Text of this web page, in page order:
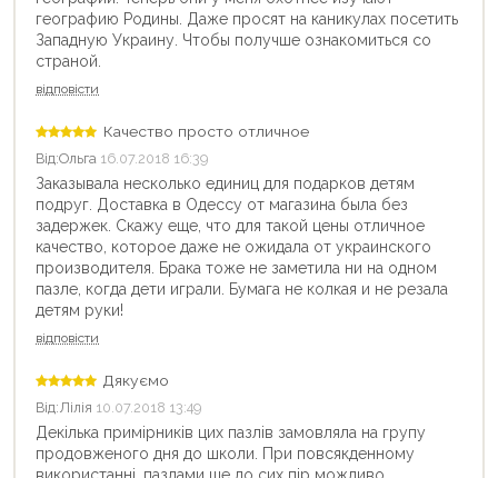
географию Родины. Даже просят на каникулах посетить
Западную Украину. Чтобы получше ознакомиться со
страной.
відповісти
Качество просто отличное
Від:Ольга 16.07.2018 16:39
Заказывала несколько единиц для подарков детям
подруг. Доставка в Одессу от магазина была без
задержек. Скажу еще, что для такой цены отличное
качество, которое даже не ожидала от украинского
производителя. Брака тоже не заметила ни на одном
пазле, когда дети играли. Бумага не колкая и не резала
детям руки!
відповісти
Дякуємо
Від: Лілія 10.07.2018 13:49
Декілька примірників цих пазлів замовляла на групу
продовженого дня до школи. При повсякденному